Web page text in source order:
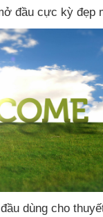
đầu cực kỳ đẹp
dùng cho